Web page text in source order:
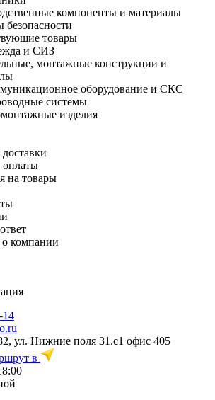
компоненты и материалы
безопасности
товары
и СИЗ
монтажные конструкции и
оборудование и СКС
системы
изделия
оплаты
на товары
компании
14
ул. Нижние поля 31.с1 офис 405
в